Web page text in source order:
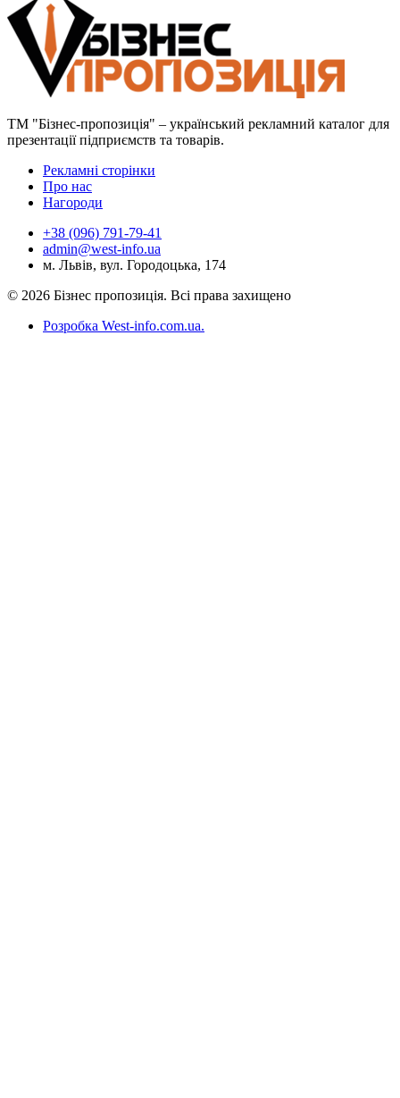
ТМ "Бізнес-пропозиція" – український рекламний каталог для
презентації підприємств та товарів.
Рекламні сторінки
Про нас
Нагороди
+38 (096) 791-79-41
admin@west-info.ua
м. Львів, вул. Городоцька, 174
© 2026 Бізнес пропозиція. Всі права захищено
Розробка West-info.com.ua.